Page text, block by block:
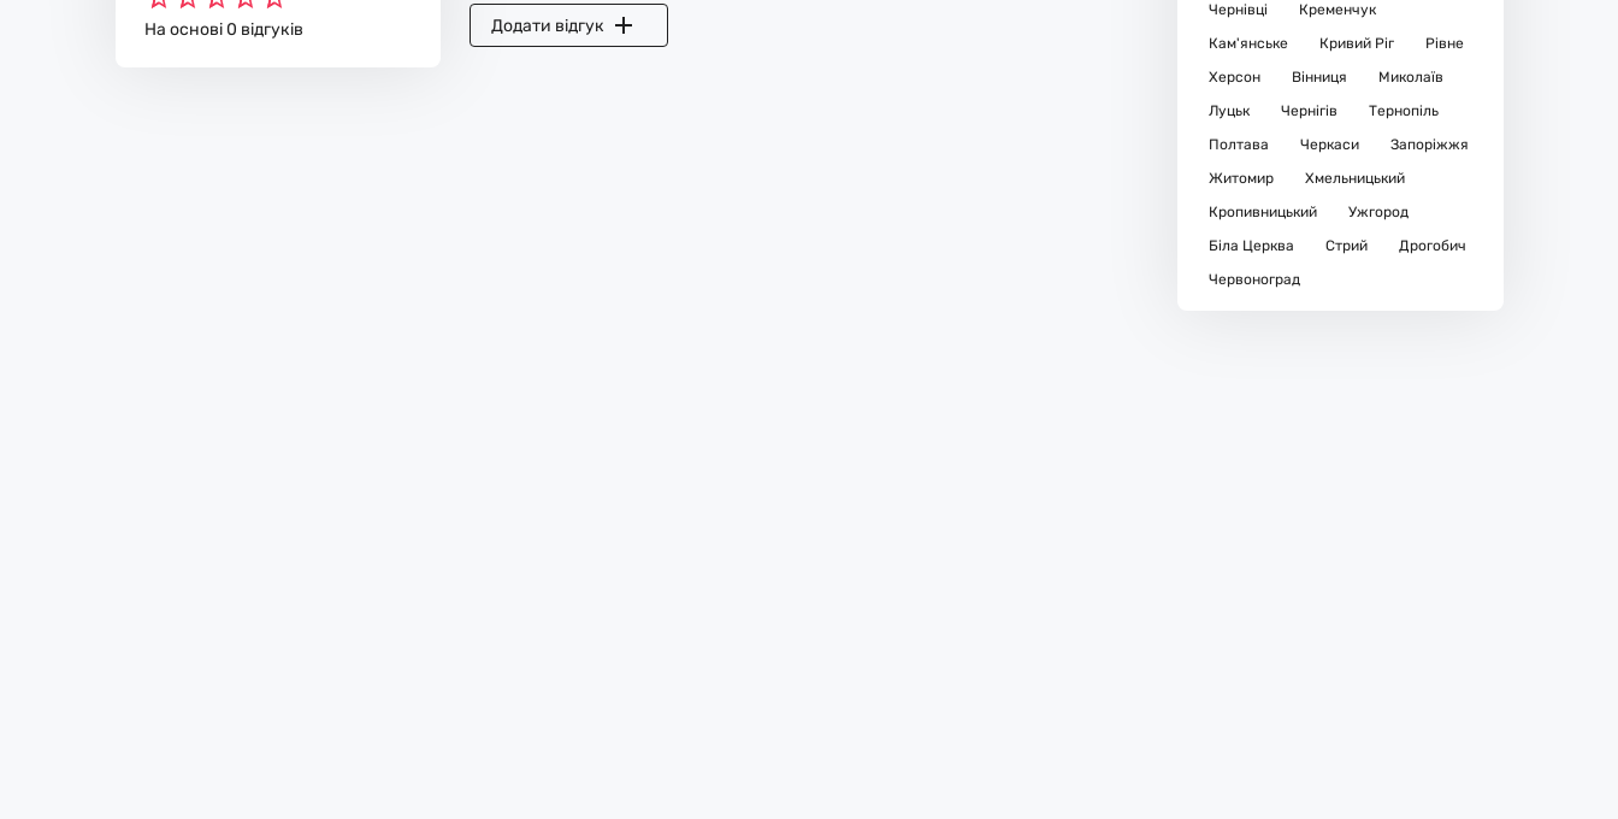
Чернівці
Кременчук
Кам'янське
Кривий Ріг
Рівне
Херсон
Вінниця
Миколаїв
Луцьк
Чернігів
Тернопіль
Полтава
Черкаси
Запоріжжя
Житомир
Хмельницький
Кропивницький
Ужгород
Біла Церква
Стрий
Дрогобич
Червоноград
На основі 0 відгуків Додати відгук